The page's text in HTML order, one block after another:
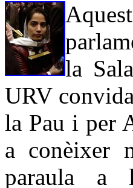
la
URV
la Pau i per
a conèixer
paraula a